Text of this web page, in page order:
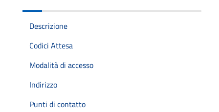
Descrizione
Codici Attesa
Modalità di accesso
Indirizzo
Punti di contatto